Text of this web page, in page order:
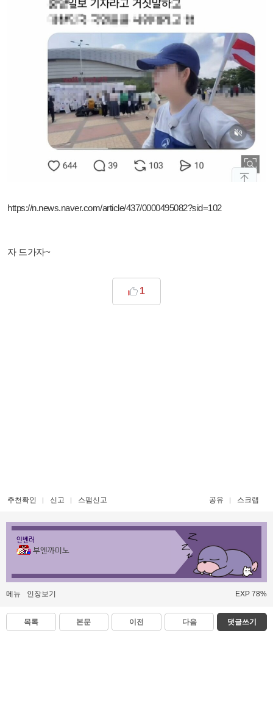
https://n.news.naver.com/article/437/0000495082?sid=102
자 드가자~
1
추천확인 신고 스팸신고 공유 스크랩
인벤러
부엔까미노
메뉴 인장보기 EXP 78%
목록 본문 이전 다음 댓글쓰기